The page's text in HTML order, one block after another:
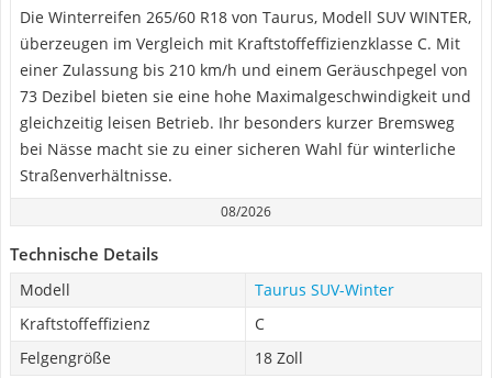
Die Winterreifen 265/60 R18 von Taurus, Modell SUV WINTER,
überzeugen im Vergleich mit Kraftstoffeffizienzklasse C. Mit
einer Zulassung bis 210 km/h und einem Geräuschpegel von
73 Dezibel bieten sie eine hohe Maximalgeschwindigkeit und
gleichzeitig leisen Betrieb. Ihr besonders kurzer Bremsweg
bei Nässe macht sie zu einer sicheren Wahl für winterliche
Straßenverhältnisse.
08/2026
Technische Details
Modell
Taurus SUV-Winter
Kraftstoffeffizienz
C
Felgengröße
18 Zoll